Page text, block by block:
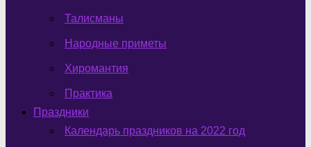
Талисманы
Народные приметы
Хиромантия
Практика
Праздники
Календарь праздников на 2022 год